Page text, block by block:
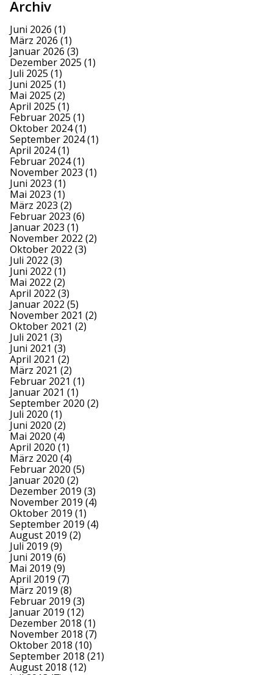
Archiv
Juni 2026 (1)
März 2026 (1)
Januar 2026 (3)
Dezember 2025 (1)
Juli 2025 (1)
Juni 2025 (1)
Mai 2025 (2)
April 2025 (1)
Februar 2025 (1)
Oktober 2024(1)
September 2024(1)
April 2024(1)
Februar 2024(1)
November 2023 (1)
Juni 2023 (1)
Mai 2023 (1)
März 2023 (2)
Februar 2023 (6)
Januar 2023 (1)
November 2022 (2)
Oktober 2022 (3)
Juli 2022 (3)
Juni 2022 (1)
Mai 2022 (2)
April 2022 (3)
Januar 2022 (5)
November 2021 (2)
Oktober 2021 (2)
Juli 2021 (3)
Juni 2021 (3)
April 2021 (2)
März 2021 (2)
Februar 2021 (1)
Januar 2021 (1)
September 2020 (2)
Juli 2020 (1)
Juni 2020 (2)
Mai 2020 (4)
April 2020 (1)
März 2020 (4)
Februar 2020 (5)
Januar 2020 (2)
Dezember 2019 (3)
November 2019 (4)
Oktober 2019 (1)
September 2019 (4)
August 2019 (2)
Juli 2019 (9)
Juni 2019 (6)
Mai 2019 (9)
April 2019 (7)
März 2019 (8)
Februar 2019 (3)
Januar 2019 (12)
Dezember 2018 (1)
November 2018 (7)
Oktober 2018 (10)
September 2018 (21)
August 2018 (12)